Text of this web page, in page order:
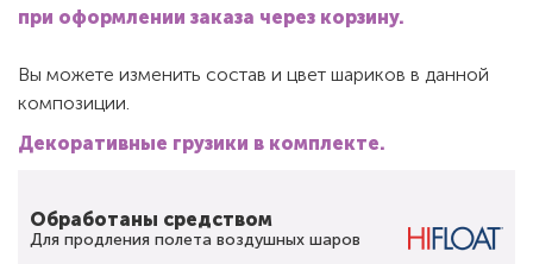
при оформлении заказа через корзину.
Вы можете изменить состав и цвет шариков в данной
композиции.
Декоративные грузики в комплекте.
Обработаны средством
Для продления полета воздушных шаров